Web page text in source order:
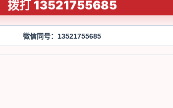
拨打 13521755685
微信同号：13521755685